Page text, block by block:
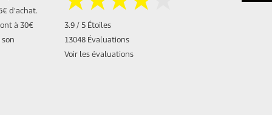
d'achat.
à 30€
3.9 / 5 Étoiles
13048 Évaluations
Voir les évaluations